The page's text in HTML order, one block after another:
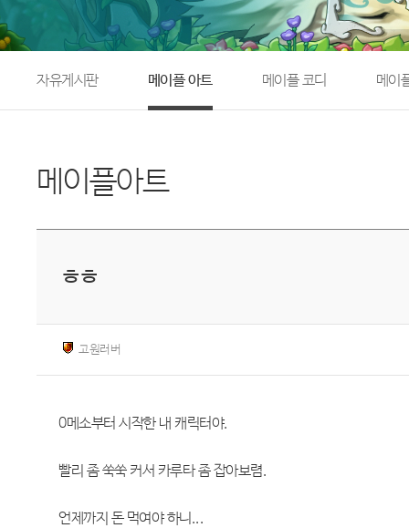
자유게시판 메이플 아트 메이플 코디 메이
메이플아트
ㅎㅎ
고원러버
0메소부터 시작한 내 캐릭터야.
빨리 좀 쑥쑥 커서 카루타 좀 잡아보렴.
언제까지 돈 먹여야 하니...